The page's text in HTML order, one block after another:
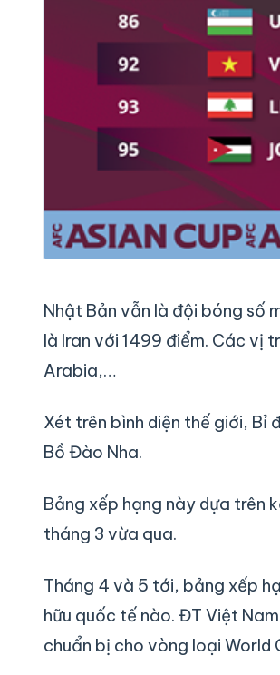
Nhật Bản vẫn là đội bóng số
là Iran với 1499 điểm. Các vị
Arabia,…
Xét trên bình diện thế giới, Bỉ
Bồ Đào Nha.
Bảng xếp hạng này dựa trên
tháng 3 vừa qua.
Tháng 4 và 5 tới, bảng xếp
hữu quốc tế nào. ĐT Việt
chuẩn bị cho vòng loại World